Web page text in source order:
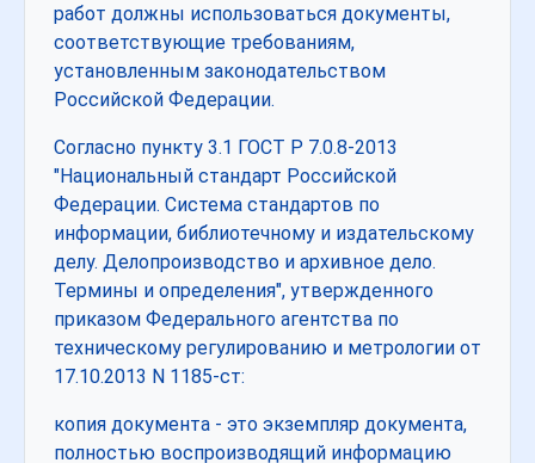
работ должны использоваться документы,
соответствующие требованиям,
установленным законодательством
Российской Федерации.
Согласно пункту 3.1 ГОСТ Р 7.0.8-2013
"Национальный стандарт Российской
Федерации. Система стандартов по
информации, библиотечному и издательскому
делу. Делопроизводство и архивное дело.
Термины и определения", утвержденного
приказом Федерального агентства по
техническому регулированию и метрологии от
17.10.2013 N 1185-ст:
копия документа - это экземпляр документа,
полностью воспроизводящий информацию